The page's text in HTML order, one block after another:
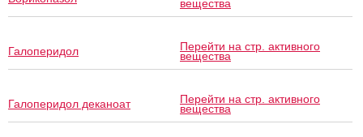
вещества
Галоперидол Перейти на стр. активного
вещества
Галоперидол деканоат Перейти на стр. активного
вещества